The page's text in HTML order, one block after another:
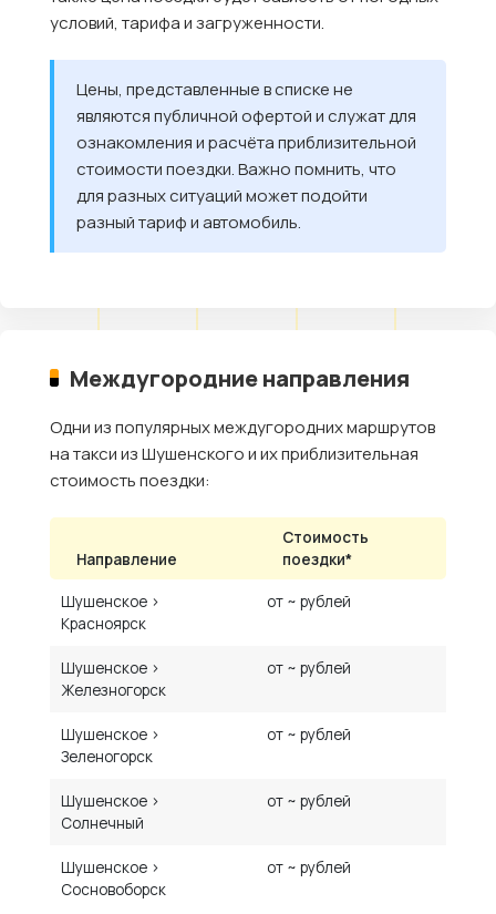
условий, тарифа и загруженности.
Цены, представленные в списке не
являются публичной офертой и служат для
ознакомления и расчёта приблизительной
стоимости поездки. Важно помнить, что
для разных ситуаций может подойти
разный тариф и автомобиль.
Междугородние направления
Одни из популярных междугородних маршрутов
на такси из Шушенского и их приблизительная
стоимость поездки:
Направление
Стоимость
поездки*
Шушенское ›
Красноярск
от ~ рублей
Шушенское ›
Железногорск
от ~ рублей
Шушенское ›
Зеленогорск
от ~ рублей
Шушенское ›
Солнечный
от ~ рублей
Шушенское ›
Сосновоборск
от ~ рублей